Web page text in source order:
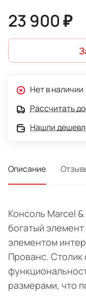
23 900 ₽
Нет в наличии
Рассчитать
Нашли
Описание
Консоль Marcel
богатый
элементом
Прованс. Столик
размерами, что